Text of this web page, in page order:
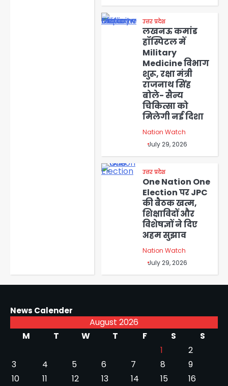
उत्तर प्रदेश
लखनऊ कमांड
हॉस्पिटल में
Military
Medicine विभाग
शुरू, रक्षा मंत्री
राजनाथ सिंह
बोले- सैन्य
चिकित्सा को
मिलेगी नई दिशा
Nation Watch
July 29, 2026
उत्तर प्रदेश
One Nation One
Election पर JPC
की बैठक खत्म,
शिक्षाविदों और
विशेषज्ञों ने दिए
अहम सुझाव
Nation Watch
July 29, 2026
News Calender
August 2026
M
T W T F S
S
1
2
3
4 5 6 7 8
9
10
11 12 13 14 15
16